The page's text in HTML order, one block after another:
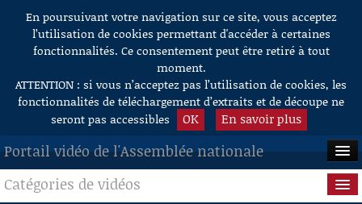
Aller au contenu
En poursuivant votre navigation sur ce site, vous acceptez
l’utilisation de cookies permettant d'accéder à certaines
fonctionnalités. Ce consentement peut être retiré à tout
moment.
ATTENTION : si vous n’acceptez pas l’utilisation de cookies, les
fonctionnalités de téléchargement d’extraits et de découpe ne
seront pas accessibles
OK En savoir plus
Portail vidéo de l'Assemblée nationale
ACCUEIL
Catégories de vidéos